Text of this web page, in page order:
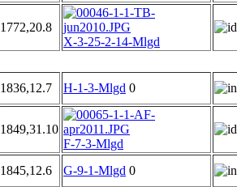
1772,20.8
X-3-25-2-14-Mlgd
1836,12.7 H-1-3-Mlgd 0
1849,31.10
F-7-3-Mlgd
1845,12.6 G-9-1-Mlgd 0